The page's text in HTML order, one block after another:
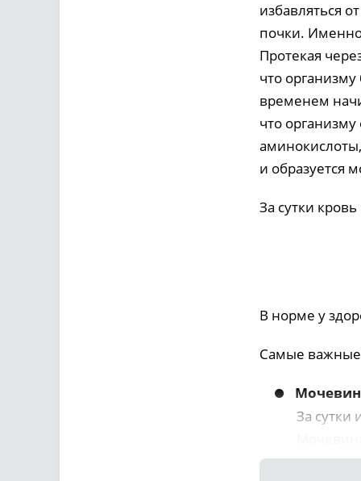
избавляться
почки. Именно
Протекая
что
временем
что
и образуется
За сутки
В норме у
Самые
За сутки